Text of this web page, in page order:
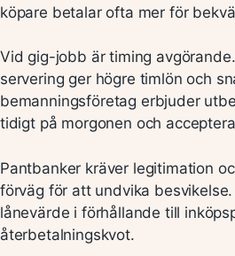
köpare betalar ofta mer för
Vid gig-jobb är timing
servering ger högre timlön och
bemanningsföretag erbjuder
tidigt på morgonen och
Pantbanker kräver legitimation
förväg för att undvika
lånevärde i förhållande till
återbetalningskvot.